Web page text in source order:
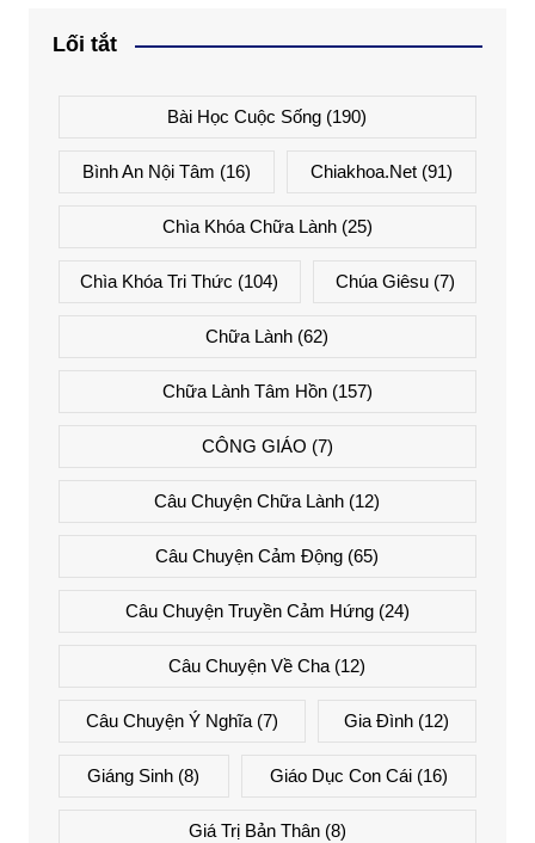
Lối tắt
Bài Học Cuộc Sống (190)
Bình An Nội Tâm (16) Chiakhoa.net (91)
Chìa Khóa Chữa Lành(25)
Chìa Khóa Tri Thức (104) Chúa Giêsu(7)
Chữa Lành (62)
Chữa Lành Tâm Hồn(157)
CÔNG GIÁO (7)
Câu Chuyện Chữa Lành (12)
Câu Chuyện Cảm Động (65)
Câu Chuyện Truyền Cảm Hứng(24)
Câu Chuyện Về Cha (12)
Câu Chuyện Ý Nghĩa(7) Gia Đình (12)
Giáng Sinh (8) Giáo Dục Con Cái(16)
Giá Trị Bản Thân(8)